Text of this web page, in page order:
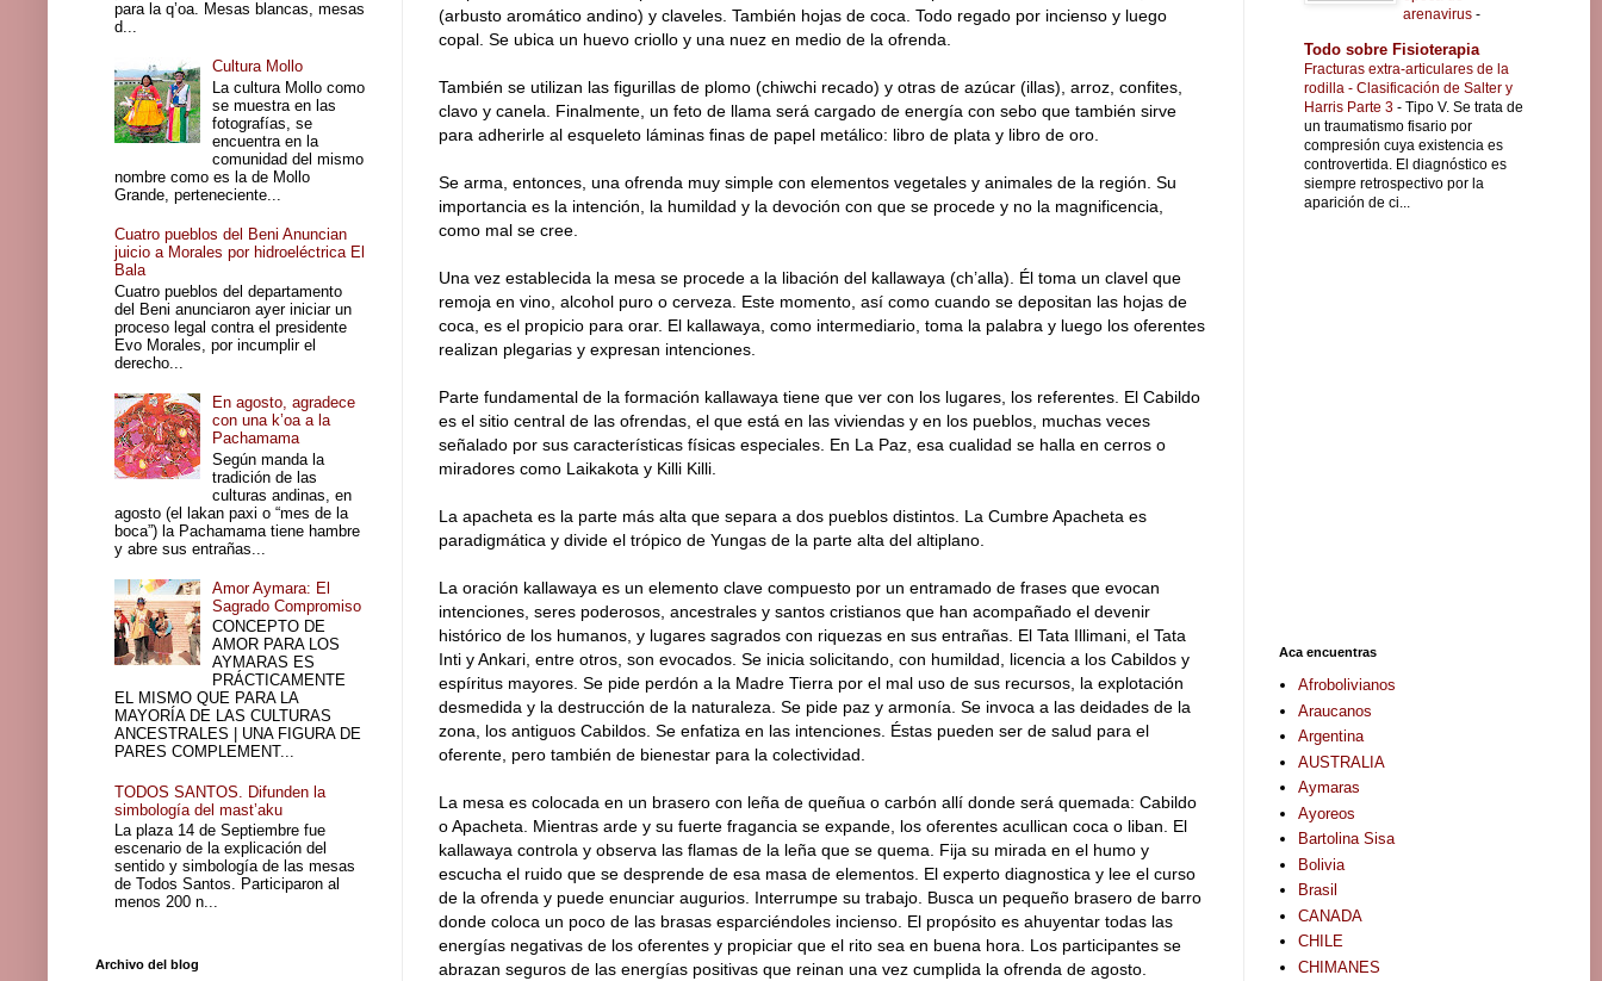
(arbusto aromático andino) y claveles. También hojas de coca. Todo regado por incienso y luego
copal. Se ubica un huevo criollo y una nuez en medio de la ofrenda.
También se utilizan las figurillas de plomo (chiwchi recado) y otras de azúcar (illas), arroz, confites,
clavo y canela. Finalmente, un feto de llama será cargado de energía con sebo que también sirve
para adherirle al esqueleto láminas finas de papel metálico: libro de plata y libro de oro.
Se arma, entonces, una ofrenda muy simple con elementos vegetales y animales de la región. Su
importancia es la intención, la humildad y la devoción con que se procede y no la magnificencia,
como mal se cree.
Una vez establecida la mesa se procede a la libación del kallawaya (ch’alla). Él toma un clavel que
remoja en vino, alcohol puro o cerveza. Este momento, así como cuando se depositan las hojas de
coca, es el propicio para orar. El kallawaya, como intermediario, toma la palabra y luego los oferentes
realizan plegarias y expresan intenciones.
Parte fundamental de la formación kallawaya tiene que ver con los lugares, los referentes. El Cabildo
es el sitio central de las ofrendas, el que está en las viviendas y en los pueblos, muchas veces
señalado por sus características físicas especiales. En La Paz, esa cualidad se halla en cerros o
miradores como Laikakota y Killi Killi.
La apacheta es la parte más alta que separa a dos pueblos distintos. La Cumbre Apacheta es
paradigmática y divide el trópico de Yungas de la parte alta del altiplano.
La oración kallawaya es un elemento clave compuesto por un entramado de frases que evocan
intenciones, seres poderosos, ancestrales y santos cristianos que han acompañado el devenir
histórico de los humanos, y lugares sagrados con riquezas en sus entrañas. El Tata Illimani, el Tata
Inti y Ankari, entre otros, son evocados. Se inicia solicitando, con humildad, licencia a los Cabildos y
espíritus mayores. Se pide perdón a la Madre Tierra por el mal uso de sus recursos, la explotación
desmedida y la destrucción de la naturaleza. Se pide paz y armonía. Se invoca a las deidades de la
zona, los antiguos Cabildos. Se enfatiza en las intenciones. Éstas pueden ser de salud para el
oferente, pero también de bienestar para la colectividad.
La mesa es colocada en un brasero con leña de queñua o carbón allí donde será quemada: Cabildo
o Apacheta. Mientras arde y su fuerte fragancia se expande, los oferentes acullican coca o liban. El
kallawaya controla y observa las flamas de la leña que se quema. Fija su mirada en el humo y
escucha el ruido que se desprende de esa masa de elementos. El experto diagnostica y lee el curso
de la ofrenda y puede enunciar augurios. Interrumpe su trabajo. Busca un pequeño brasero de barro
donde coloca un poco de las brasas esparciéndoles incienso. El propósito es ahuyentar todas las
energías negativas de los oferentes y propiciar que el rito sea en buena hora. Los participantes se
abrazan seguros de las energías positivas que reinan una vez cumplida la ofrenda de agosto.
para la q’oa. Mesas blancas, mesas
d...
Cultura Mollo
La cultura Mollo como
se muestra en las
fotografías, se
encuentra en la
comunidad del mismo
nombre como es la de Mollo
Grande, perteneciente...
Cuatro pueblos del Beni Anuncian
juicio a Morales por hidroeléctrica El
Bala
Cuatro pueblos del departamento
del Beni anunciaron ayer iniciar un
proceso legal contra el presidente
Evo Morales, por incumplir el
derecho...
En agosto, agradece
con una k’oa a la
Pachamama
Según manda la
tradición de las
culturas andinas, en
agosto (el lakan paxi o “mes de la
boca”) la Pachamama tiene hambre
y abre sus entrañas...
Amor Aymara: El
Sagrado Compromiso
CONCEPTO DE
AMOR PARA LOS
AYMARAS ES
PRÁCTICAMENTE
EL MISMO QUE PARA LA
MAYORÍA DE LAS CULTURAS
ANCESTRALES | UNA FIGURA DE
PARES COMPLEMENT...
TODOS SANTOS. Difunden la
simbología del mast’aku
La plaza 14 de Septiembre fue
escenario de la explicación del
sentido y simbología de las mesas
de Todos Santos. Participaron al
menos 200 n...
Archivo del blog
arenavirus -
Todo sobre Fisioterapia
Fracturas extra-articulares de la
rodilla - Clasificación de Salter y
Harris Parte 3 - Tipo V. Se trata de
un traumatismo fisario por
compresión cuya existencia es
controvertida. El diagnóstico es
siempre retrospectivo por la
aparición de ci...
Aca encuentras
Afrobolivianos
Araucanos
Argentina
AUSTRALIA
Aymaras
Ayoreos
Bartolina Sisa
Bolivia
Brasil
CANADA
CHILE
CHIMANES